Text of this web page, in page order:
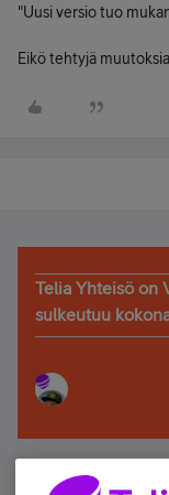
"Uusi versio tuo
Eikö tehtyjä
Telia Yhteisö on
sulkeutuu